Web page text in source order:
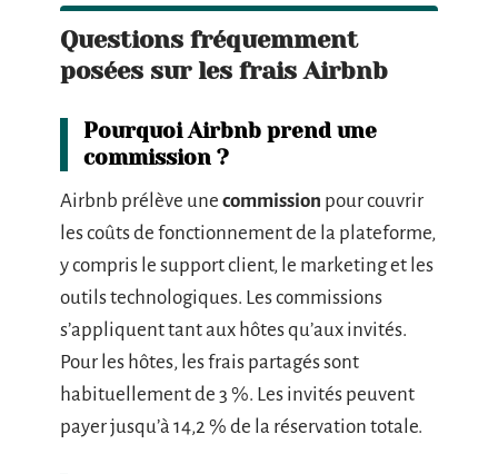
Questions fréquemment
posées sur les frais Airbnb
Pourquoi Airbnb prend une
commission ?
Airbnb prélève une commission pour couvrir
les coûts de fonctionnement de la plateforme,
y compris le support client, le marketing et les
outils technologiques. Les commissions
s’appliquent tant aux hôtes qu’aux invités.
Pour les hôtes, les frais partagés sont
habituellement de 3 %. Les invités peuvent
payer jusqu’à 14,2 % de la réservation totale.